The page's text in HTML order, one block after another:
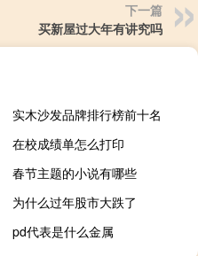
下一篇
买新屋过大年有讲究吗
实木沙发品牌排行榜前十名
在校成绩单怎么打印
春节主题的小说有哪些
为什么过年股市大跌了
pd代表是什么金属